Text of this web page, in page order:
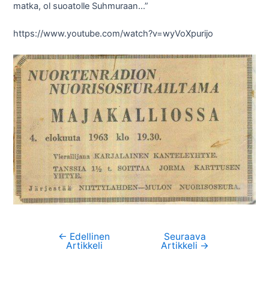
matka, ol suoatolle Suhmuraan…”
https://www.youtube.com/watch?v=wyVoXpurijo
Artikkelien
← Edellinen
Artikkeli
Seuraava
Artikkeli →